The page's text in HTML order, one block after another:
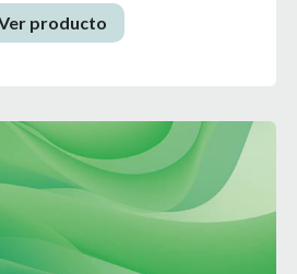
producto